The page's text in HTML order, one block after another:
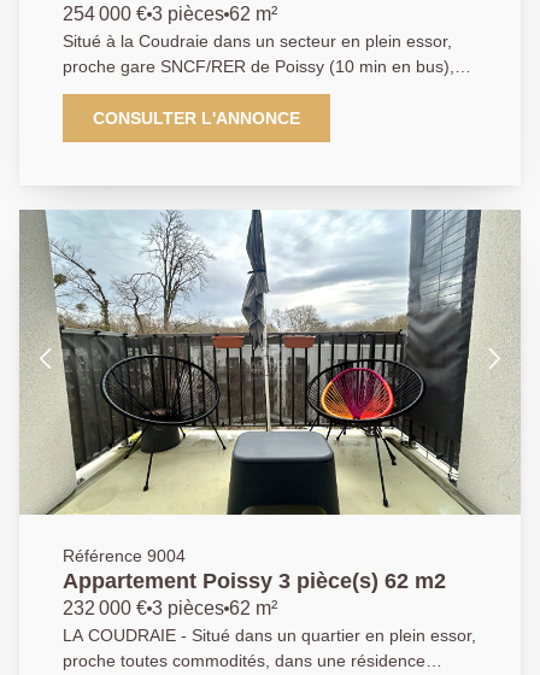
254 000 € 3 pièces 62 m²
Situé à la Coudraie dans un secteur en plein essor,
proche gare SNCF/RER de Poissy (10 min en bus),
ou axes autoroutiers A13/A14, dans une résidence
récente, sécurisée avec ascenseur. L'Agence
Principale vous propose ce superbe appartement 3
sur un séjour donnant accès à un balcon, deux
chambres, une salle de douce et un WC. Ce bien
dispose également d'une place de parking en sous-
sol sécurisé. AGENCE PRINCIPALE: 01.30.06.69.69
(collaborateur salarié Y.B)
CONSULTER L'ANNONCE
Référence 9004
Appartement Poissy 3 pièce(s) 62 m2
232 000 € 3 pièces 62 m²
LA COUDRAIE - Situé dans un quartier en plein essor,
proche toutes commodités, dans une résidence